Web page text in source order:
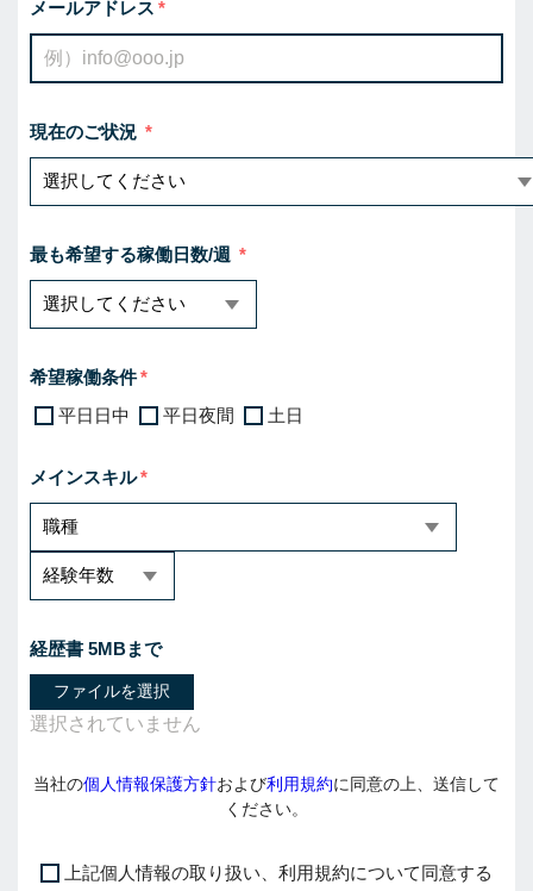
メールアドレス
現在のご状況
最も希望する稼働日数/週
希望稼働条件
平日日中
平日夜間 土日
メインスキル
経歴書 5MBまで
ファイルを選択
当社の個人情報保護方針および利用規約に同意の上、送信して
ください。
上記個人情報の取り扱い、利用規約について同意する